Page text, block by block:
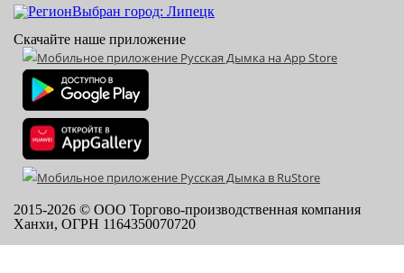
Выбран город: Липецк
Скачайте наше приложение
2015-2026 © ООО Торгово-производственная компания
Ханхи, ОГРН 1164350070720